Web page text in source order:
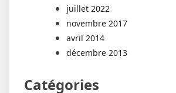
juillet 2022
novembre 2017
avril 2014
décembre 2013
Catégories